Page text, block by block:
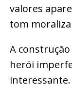
valores
tom
A
herói